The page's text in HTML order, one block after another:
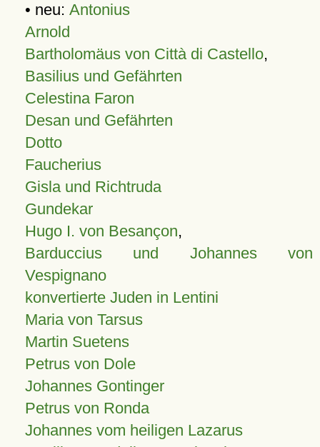
• neu: Antonius
Arnold
Bartholomäus von Città di Castello,
Basilius und Gefährten
Celestina Faron
Desan und Gefährten
Dotto
Faucherius
Gisla und Richtruda
Gundekar
Hugo I. von Besançon,
Barduccius und Johannes von
Vespignano
konvertierte Juden in Lentini
Maria von Tarsus
Martin Suetens
Petrus von Dole
Johannes Gontinger
Petrus von Ronda
Johannes vom heiligen Lazarus